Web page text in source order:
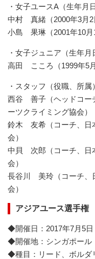
・女子ユースA（生年月
中村 真緒（2000年3月2
小島 果琳（2001年10月
・女子ジュニア（生年月
高田 こころ（1999年5
・スタッフ（役職、所属）
西谷 善子（ヘッドコー
ーツクライミング協会）
鈴木 友希（コーチ、日
会）
中貝 次郎（コーチ、日
会）
長谷川 美玲（コーチ、
会）
アジアユース選手
◆開催日：2017年7月5日
◆開催地：シンガポール
◆種目：リード、ボルダ